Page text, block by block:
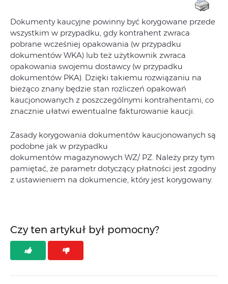
Dokumenty kaucyjne powinny być korygowane przede
wszystkim w przypadku, gdy kontrahent zwraca
pobrane wcześniej opakowania (w przypadku
dokumentów WKA) lub też użytkownik zwraca
opakowania swojemu dostawcy (w przypadku
dokumentów PKA). Dzięki takiemu rozwiązaniu na
bieżąco znany będzie stan rozliczeń opakowań
kaucjonowanych z poszczególnymi kontrahentami, co
znacznie ułatwi ewentualne fakturowanie kaucji.
Zasady korygowania dokumentów kaucjonowanych są
podobne jak w przypadku
dokumentów magazynowych WZ/ PZ. Należy przy tym
pamiętać, że parametr dotyczący płatności jest zgodny
z ustawieniem na dokumencie, który jest korygowany.
Czy ten artykuł był pomocny?